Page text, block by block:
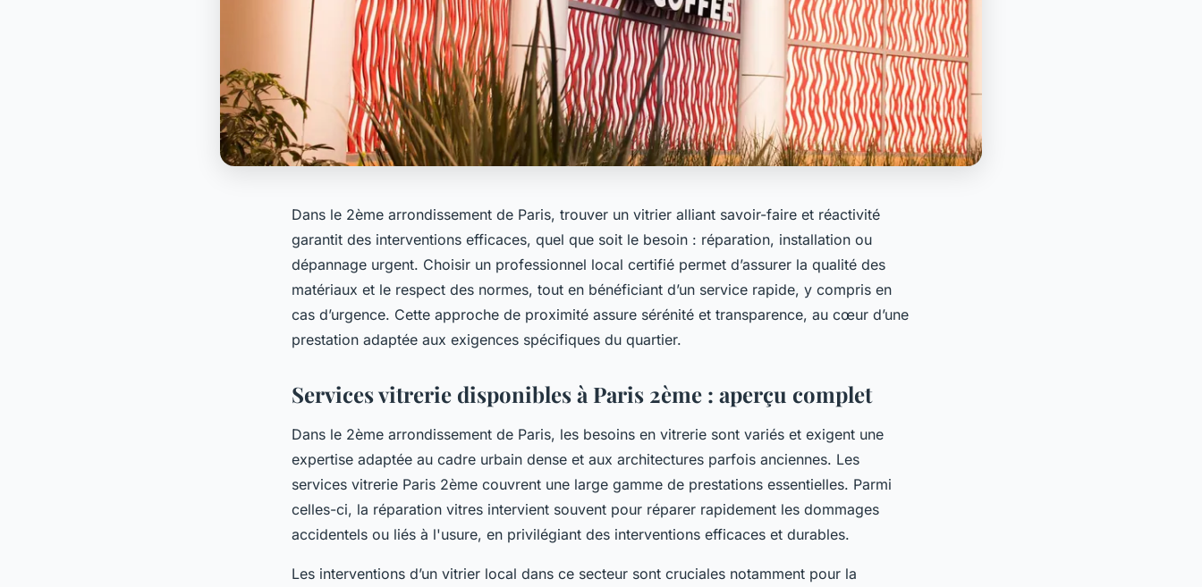
Dans le 2ème arrondissement de Paris, trouver un vitrier alliant savoir-faire et réactivité
garantit des interventions efficaces, quel que soit le besoin : réparation, installation ou
dépannage urgent. Choisir un professionnel local certifié permet d’assurer la qualité des
matériaux et le respect des normes, tout en bénéficiant d’un service rapide, y compris en
cas d’urgence. Cette approche de proximité assure sérénité et transparence, au cœur d’une
prestation adaptée aux exigences spécifiques du quartier.
Services vitrerie disponibles à Paris 2ème : aperçu complet
Dans le 2ème arrondissement de Paris, les besoins en vitrerie sont variés et exigent une
expertise adaptée au cadre urbain dense et aux architectures parfois anciennes. Les
services vitrerie Paris 2ème couvrent une large gamme de prestations essentielles. Parmi
celles-ci, la réparation vitres intervient souvent pour réparer rapidement les dommages
accidentels ou liés à l'usure, en privilégiant des interventions efficaces et durables.
Les interventions d’un vitrier local dans ce secteur sont cruciales notamment pour la